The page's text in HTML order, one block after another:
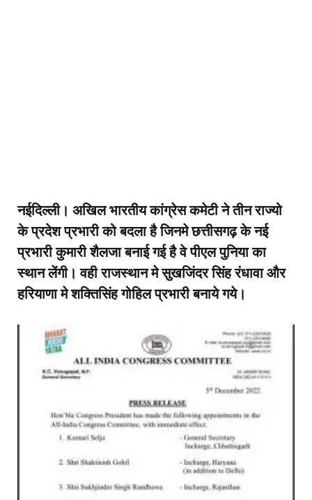
नईदिल्ली। अखिल भारतीय कांग्रेस कमेटी ने तीन राज्यो
के प्रदेश प्रभारी को बदला है जिनमे छत्तीसगढ़ के नई
प्रभारी कुमारी शैलजा बनाई गई है वे पीएल पुनिया का
स्थान लेंगी। वही राजस्थान मे सुखजिंदर सिंह रंधावा और
हरियाणा मे शक्तिसिंह गोहिल प्रभारी बनाये गये।